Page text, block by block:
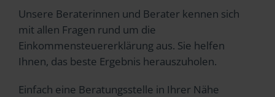
Unsere Beraterinnen und Berater kennen sich
mit allen Fragen rund um die
Einkommensteuererklärung aus. Sie helfen
Ihnen, das beste Ergebnis herauszuholen.
Einfach eine Beratungsstelle in Ihrer Nähe